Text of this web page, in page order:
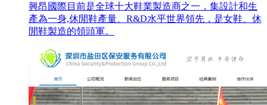
興昂國際目前是全球十大鞋業製造商之一，集設計和生
產為一身,休閒鞋產量、R&D水平世界領先，是女鞋、休
閒鞋製造的領頭軍。